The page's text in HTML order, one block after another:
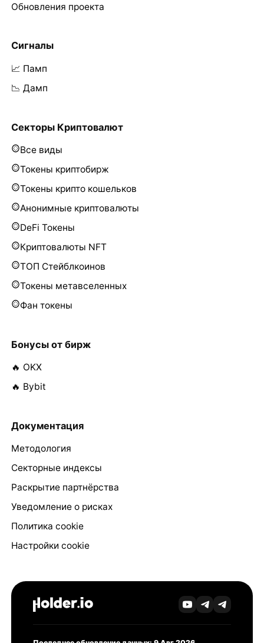
Обновления проекта
Сигналы
📈 Памп
📉 Дамп
Секторы Криптовалют
Все виды
Токены криптобирж
Токены крипто кошельков
Анонимные криптовалюты
DeFi Токены
Криптовалюты NFT
ТОП Стейблкоинов
Токены метавселенных
Фан токены
Бонусы от бирж
🔥 OKX
🔥 Bybit
Документация
Методология
Секторные индексы
Раскрытие партнёрства
Уведомление о рисках
Политика cookie
Настройки cookie